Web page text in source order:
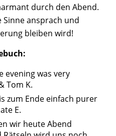
durch den Abend.
Sinne ansprach und
bleiben wird!
evening was very
Tom K.
zum Ende einfach purer
E.
wir heute Abend